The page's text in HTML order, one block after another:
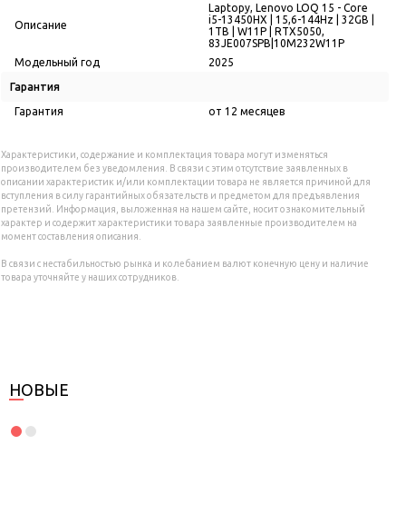
Описание
Laptopy, Lenovo LOQ 15 - Core
i5-13450HX | 15,6-144Hz | 32GB |
1TB | W11P | RTX5050,
83JE007SPB|10M232W11P
Модельный год
2025
Гарантия
Гарантия от 12 месяцев
Характеристики, содержание и комплектация товара могут изменяться
производителем без уведомления. В связи с этим отсутствие заявленных в
описании характеристик и/или комплектации товара не является причиной для
вступления в силу гарантийных обязательств и предметом для предъявления
претензий. Информация, выложенная на нашем сайте, носит ознакомительный
характер и содержит характеристики товара заявленные производителем на
момент составления описания.
В связи с нестабильностью рынка и колебанием валют конечную цену и наличие
товара уточняйте у наших сотрудников.
НОВЫЕ